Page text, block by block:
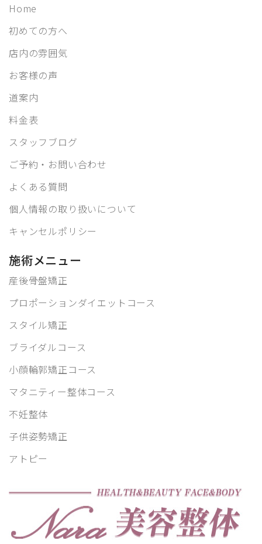
Home
初めての方へ
店内の雰囲気
お客様の声
道案内
料金表
スタッフブログ
ご予約・お問い合わせ
よくある質問
個人情報の取り扱いについて
キャンセルポリシー
施術メニュー
産後骨盤矯正
プロポーションダイエットコース
スタイル矯正
ブライダルコース
小顔輪郭矯正コース
マタニティー整体コース
不妊整体
子供姿勢矯正
アトピー